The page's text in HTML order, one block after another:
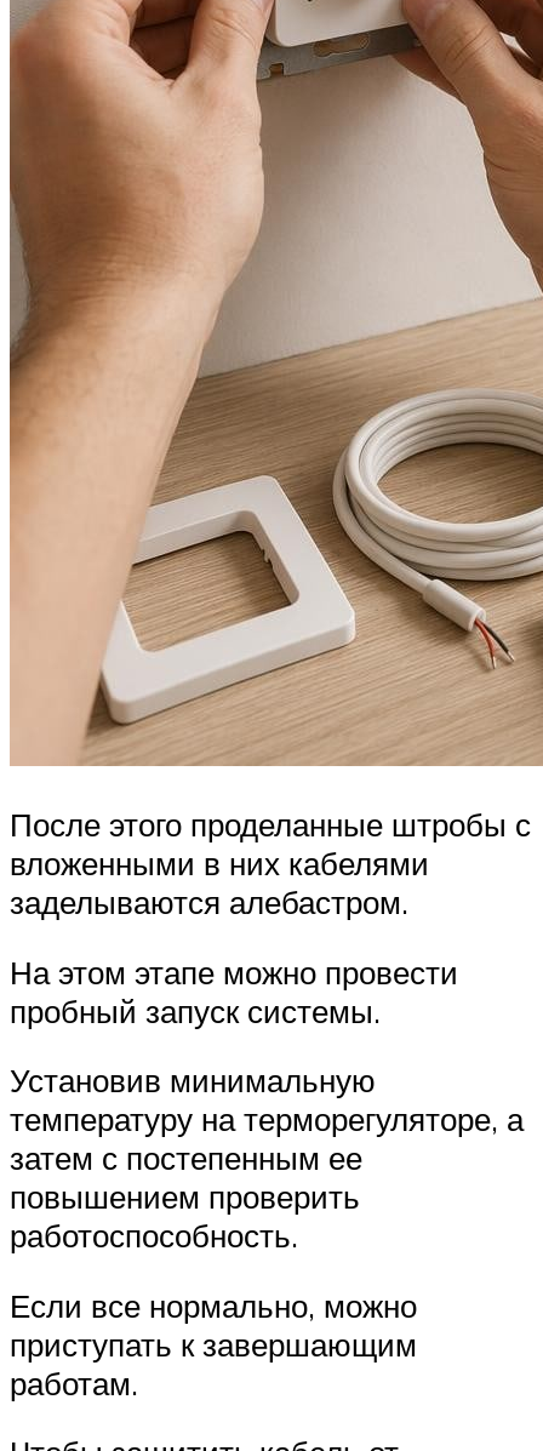
После этого проделанные штробы с
вложенными в них кабелями
заделываются алебастром.
На этом этапе можно провести
пробный запуск системы.
Установив минимальную
температуру на терморегуляторе, а
затем с постепенным ее
повышением проверить
работоспособность.
Если все нормально, можно
приступать к завершающим
работам.